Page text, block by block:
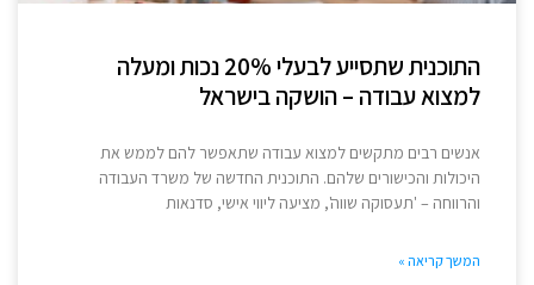
התוכנית שתסייע לבעלי 20% נכות ומעלה
למצוא עבודה – הושקה בישראל
אנשים רבים מתקשים למצוא עבודה שתאפשר להם לממש את
היכולות והכישורים שלהם. התוכנית החדשה של משרד העבודה
והרווחה – 'תעסוקה שווה', מציעה ליווי אישי, סדנאות
המשך קריאה »